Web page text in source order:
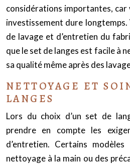
considérations importantes,
investissement dure
de lavage et d’entretien du
que le set de langes est facile à
sa qualité même après des
NETTOYAGE ET
LANGES
Lors du choix d’un set de
prendre en compte les
d’entretien. Certains
nettoyage à la main ou des